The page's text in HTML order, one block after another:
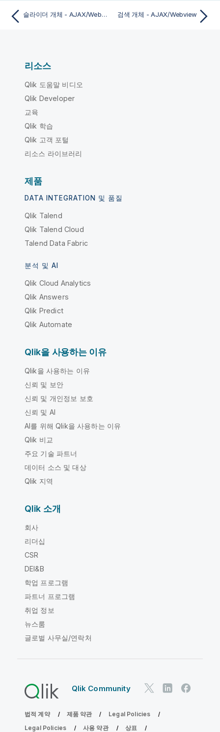
슬라이더 개체 - AJAX/Webview 검색 개체 - AJAX/Webview
리소스
Qlik 도움말 비디오
Qlik Developer
교육
Qlik 학습
Qlik 고객 포털
리소스 라이브러리
제품
DATA INTEGRATION 및 품질
Qlik Talend
Qlik Talend Cloud
Talend Data Fabric
분석 및 AI
Qlik Cloud Analytics
Qlik Answers
Qlik Predict
Qlik Automate
Qlik을 사용하는 이유
Qlik을 사용하는 이유
신뢰 및 보안
신뢰 및 개인정보 보호
신뢰 및 AI
AI를 위해 Qlik을 사용하는 이유
Qlik 비교
주요 기술 파트너
데이터 소스 및 대상
Qlik 지역
Qlik 소개
회사
리더십
CSR
DEI&B
학업 프로그램
파트너 프로그램
취업 정보
뉴스룸
글로벌 사무실/연락처
Qlik Community
법적 계약 제품 약관
Legal Policies
Legal Policies
사용 약관 상표